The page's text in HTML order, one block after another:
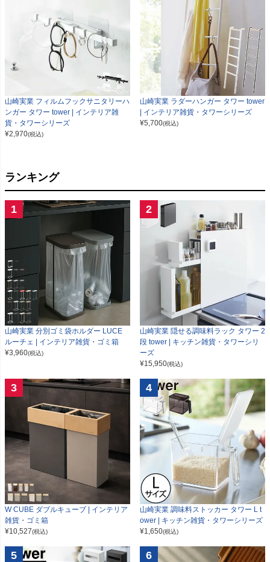
山崎実業 フィルムフックサニタリーハ
ンガー タワー tower | インテリア雑
貨・タワーシリーズ
¥2,970(税込)
山崎実業 ラダーハンガー タワー tower
| インテリア雑貨・タワーシリーズ
¥5,700(税込)
ランキング
1
山崎実業 分別ゴミ袋ホルダー LUCE
ルーチェ | インテリア雑貨・ゴミ箱
¥3,960(税込)
2
山崎実業 隠せる調味料ラック タワー 2
段 tower | キッチン雑貨・タワーシリ
ーズ
¥15,950(税込)
3
W CUBE ダブルキューブ | インテリア
雑貨・ゴミ箱
¥10,527(税込)
4
山崎実業 調味料ストッカー タワー L t
ower | キッチン雑貨・タワーシリーズ
¥1,650(税込)
5 6